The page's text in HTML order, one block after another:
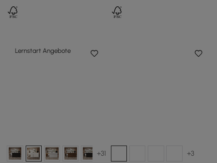
Lernstart Angebote
+31 +3